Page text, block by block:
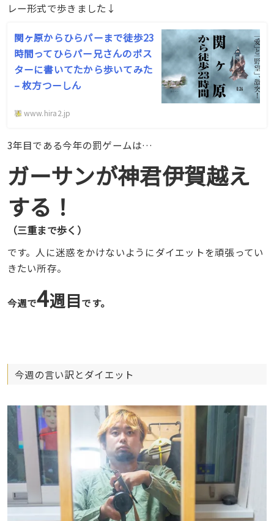
レー形式で歩きました↓
関ヶ原からひらパーまで徒歩23
時間ってひらパー兄さんのポス
ターに書いてたから歩いてみた
– 枚方つーしん
www.hira2.jp
3年目である今年の罰ゲームは…
ガーサンが神君伊賀越え
する！
（三重まで歩く）
です。人に迷惑をかけないようにダイエットを頑張ってい
きたい所存。
今週で4週目です。
今週の言い訳とダイエット